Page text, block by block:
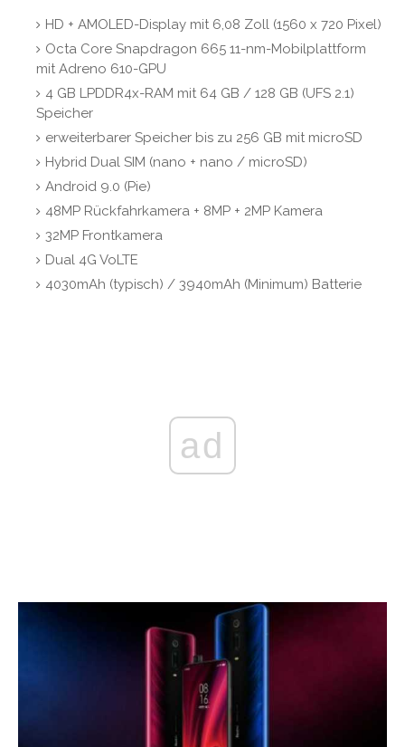
HD + AMOLED-Display mit 6,08 Zoll (1560 x 720 Pixel)
Octa Core Snapdragon 665 11-nm-Mobilplattform
mit Adreno 610-GPU
4 GB LPDDR4x-RAM mit 64 GB / 128 GB (UFS 2.1)
Speicher
erweiterbarer Speicher bis zu 256 GB mit microSD
Hybrid Dual SIM (nano + nano / microSD)
Android 9.0 (Pie)
48MP Rückfahrkamera + 8MP + 2MP Kamera
32MP Frontkamera
Dual 4G VoLTE
4030mAh (typisch) / 3940mAh (Minimum) Batterie
ad